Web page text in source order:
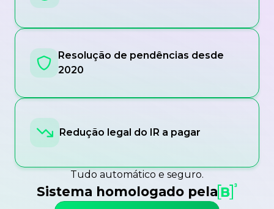
Resolução de pendências desde
2020
Redução legal do IR a pagar
Tudo automático e seguro.
Sistema homologado pela